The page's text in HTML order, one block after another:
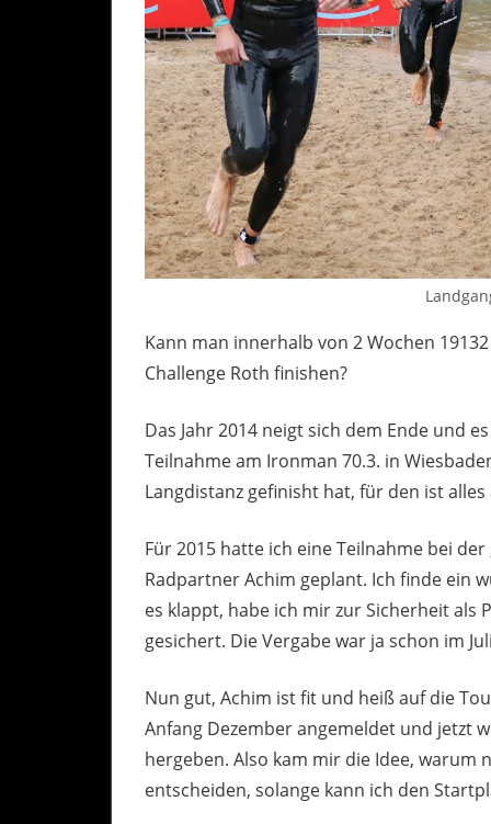
Kann man innerhalb von 2 Wochen
Challenge Roth finishen?
Das Jahr 2014 neigt sich dem Ende und
Teilnahme am Ironman 70.3. in
Langdistanz gefinisht hat, für den ist
Für 2015 hatte ich eine Teilnahme bei der
Radpartner Achim geplant. Ich finde ein
es klappt, habe ich mir zur Sicherheit als
gesichert. Die Vergabe war ja schon im
Nun gut, Achim ist fit und heiß auf die
Anfang Dezember angemeldet und jetzt
hergeben. Also kam mir die Idee, warum
entscheiden, solange kann ich den